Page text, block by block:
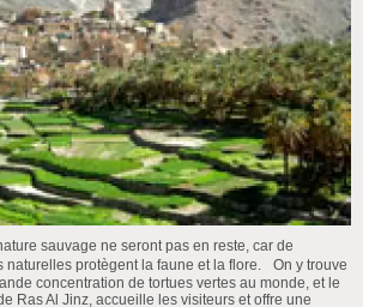
sauvage ne seront pas en reste, car de
naturelles protègent la faune et la flore. On y trouve
concentration de tortues vertes au monde, et le
Ras Al Jinz, accueille les visiteurs et offre une